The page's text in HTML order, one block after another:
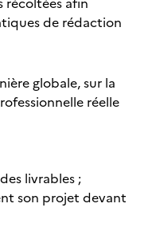
de rédaction
globale, sur la
réelle
livrables ;
son projet devant